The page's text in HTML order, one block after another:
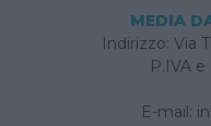
MEDIA
Indirizzo: Via
P.IVA
E-mail: